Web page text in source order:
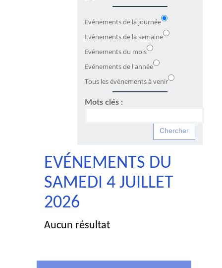
Evénements de la journée
Evénements de la semaine
Evénements du mois
Evénements de l'année
Tous les événements à venir
Mots clés :
EVÉNEMENTS DU
SAMEDI 4 JUILLET
2026
Aucun résultat